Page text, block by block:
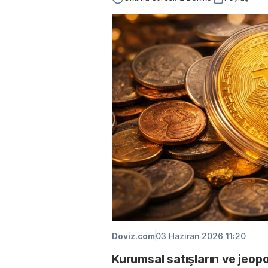
Doviz.com03 Haziran 2026 11:20
Kurumsal satışların ve